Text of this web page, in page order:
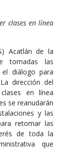
clases en línea
Acatlán de la
tomadas las
diálogo para
dirección del
en línea
se reanudarán
y las
retomar las
de toda la
que